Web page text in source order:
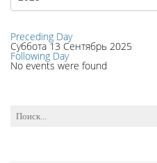
Preceding Day
Суббота 13 Сентябрь 2025
Following Day
No events were found